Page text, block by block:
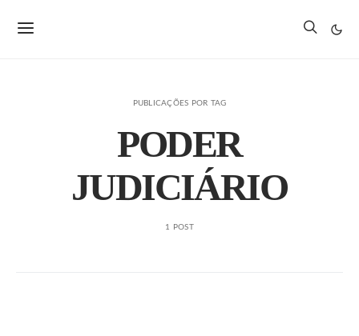
PUBLICAÇÕES POR TAG
PODER
JUDICIÁRIO
1 POST